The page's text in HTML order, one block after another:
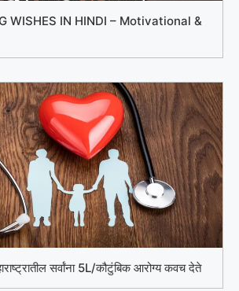
WISHES IN HINDI – Motivational &
सर्वांना 5L/कौटुंबिक आरोग्य कवच देते